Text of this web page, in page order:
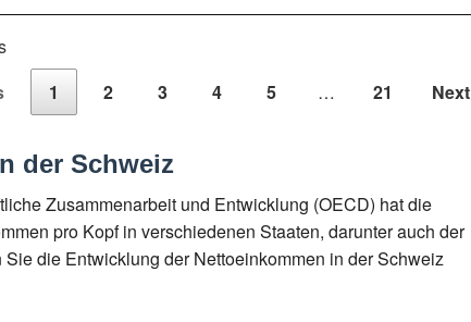
1 2 3 4 5 … 21 Next
der Schweiz
Zusammenarbeit und Entwicklung (OECD) hat die
pro Kopf in verschiedenen Staaten, darunter auch der
die Entwicklung der Nettoeinkommen in der Schweiz